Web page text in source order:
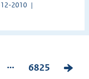
2010
...
P
6825
V